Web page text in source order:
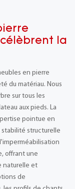
la
en pierre
du matériau. Nous
sur tous les
aux pieds. La
pointue en
stabilité structurelle
offrant une
naturelle et
de